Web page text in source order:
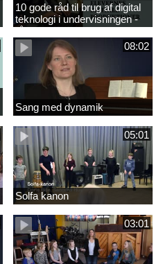
10 gode råd til brug af digital
teknologi i undervisningen -
råd 2
08:02
Sang med dynamik
05:01
Solfa kanon
03:01